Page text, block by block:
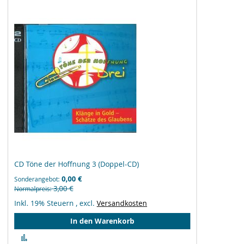
CD Töne der Hoffnung 3 (Doppel-CD)
Sonderangebot 0,00 €
Normalpreis 3,00 €
Inkl. 19% Steuern , excl. Versandkosten
In den Warenkorb